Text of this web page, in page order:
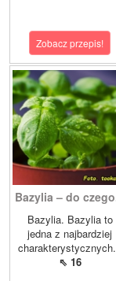
Zobacz przepis!
Bazylia – do
Bazylia. Bazylia to
jedna z najbardziej
⇖ 16